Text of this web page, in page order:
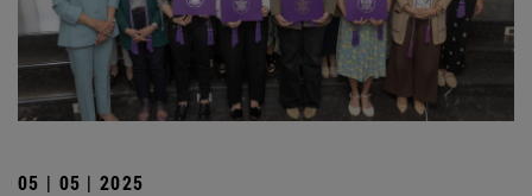
05 | 05 | 2025